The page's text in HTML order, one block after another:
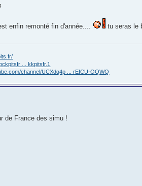
enfin remonté fin d'année.... tu seras le
... kkpitsfr.1
channel/UCXdq4p ... rEfCU-OQWQ
de France des simu !